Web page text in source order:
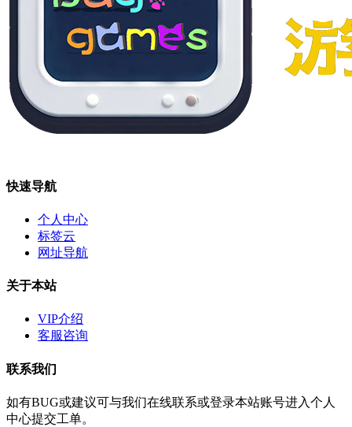
快速导航
个人中心
标签云
网址导航
关于本站
VIP介绍
客服咨询
联系我们
如有BUG或建议可与我们在线联系或登录本站账号进入个人
中心提交工单。